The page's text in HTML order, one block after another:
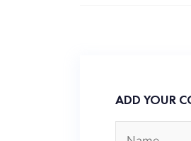
ADD YOUR